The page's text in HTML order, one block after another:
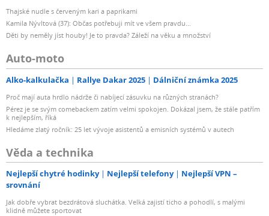
Thajské nudle s červeným kari a paprikami
Kamila Nývltová (37): Občas potřebuji mít ve všem pravdu...
Děti by neměly jíst houby! Je to pravda? Záleží na věku a množství
Auto-moto
Alko-kalkulačka Rallye Dakar 2025 Dálniční známka 2025
Proč mají auta hrdlo nádrže či nabíjecí zásuvku na různých stranách?
Pérez je se svým comebackem zatím velmi spokojen. Dokázal jsem, že stále patřím
k nejlepším, říká
Hledáme zlatý ročník: 25 let vývoje asistentů a emisních systémů v autech
Věda a technika
Nejlepší chytré hodinky Nejlepší telefony
Nejlepší VPN –
srovnání
Jak dobře vybrat bezdrátová sluchátka. Velká zajistí ticho a pohodlí, s malými
klidně můžete sportovat